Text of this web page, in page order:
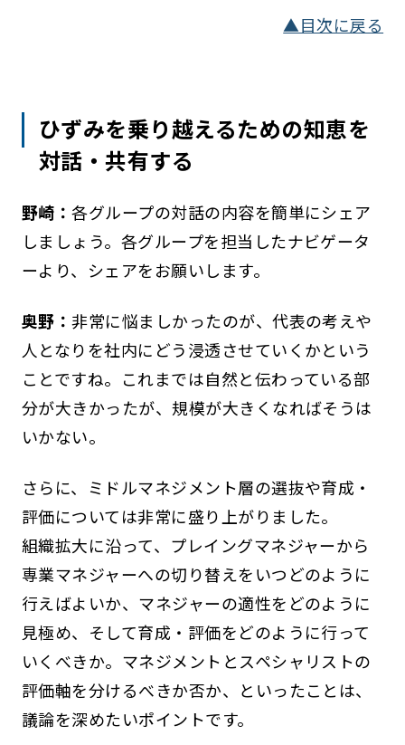
▲目次に戻る
ひずみを乗り越えるための知恵を
対話・共有する
野崎：各グループの対話の内容を簡単にシェア
しましょう。各グループを担当したナビゲータ
ーより、シェアをお願いします。
奥野：非常に悩ましかったのが、代表の考えや
人となりを社内にどう浸透させていくかという
ことですね。これまでは自然と伝わっている部
分が大きかったが、規模が大きくなればそうは
いかない。
さらに、ミドルマネジメント層の選抜や育成・
評価については非常に盛り上がりました。
組織拡大に沿って、プレイングマネジャーから
専業マネジャーへの切り替えをいつどのように
行えばよいか、マネジャーの適性をどのように
見極め、そして育成・評価をどのように行って
いくべきか。マネジメントとスペシャリストの
評価軸を分けるべきか否か、といったことは、
議論を深めたいポイントです。